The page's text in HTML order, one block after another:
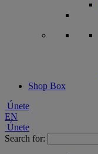
Shop Box
Únete
EN
Únete
Search for: